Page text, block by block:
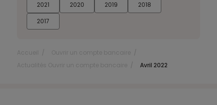
2021
2020 2019
2018
2017
Avril 2022